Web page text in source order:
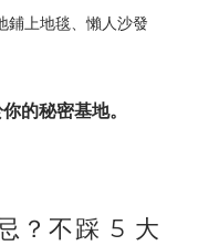
鋪上地毯、懶人沙發
的秘密基地。
？不踩 5 大